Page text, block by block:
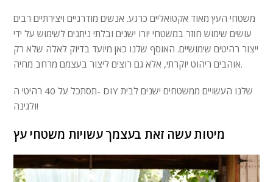
משטחי העץ מאוד אקטואליים כרגע. אנשים מודרניים ויצירתיים רבים
עושים שימוש חוזר במשטחי יורו ישנים ובלתי ניתנים לשימוש על ידי
ייצור רהיטים שימושיים. האוסף שלנו כאן מיועד בדיוק לאלה שלא רק
אוהבים ריהוט יוקרתי, אלא גם רוצים ליצור בעצמם מרחב מחיה.
תסתכל על 40 רהיטי ה- DIY שלנו העשויים ממשטחים ישנים לבית
ולגינה!
מיטות עשה זאת בעצמך עשויות משטחי עץ